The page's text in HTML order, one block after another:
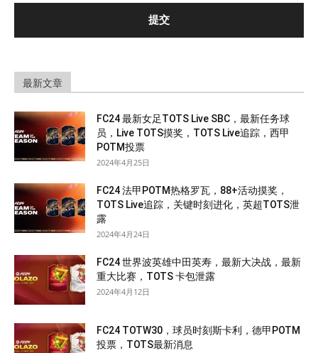
最新文章
FC24 最新女足TOTS Live SBC，最新任务球
员，Live TOTS摸奖，TOTS Live追踪，西甲
POTM投票
2024年4月25日
FC24 法甲POTM热格罗瓦，88+活动摸奖，
TOTS Live追踪，关键时刻进化，英超TOTS泄
露
2024年4月24日
FC24 世界波英雄中田英寿，最新大决战，最新
重大比赛，TOTS 卡包泄露
2024年4月12日
FC24 TOTW30，球员时刻斯卡利，德甲POTM
投票，TOTS最新消息